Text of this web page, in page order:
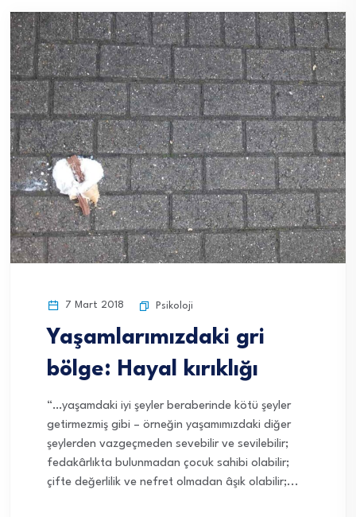
7 Mart 2018 Psikoloji
Yaşamlarımızdaki gri
bölge: Hayal kırıklığı
“…yaşamdaki iyi şeyler beraberinde kötü şeyler
getirmezmiş gibi – örneğin yaşamımızdaki diğer
şeylerden vazgeçmeden sevebilir ve sevilebilir;
fedakârlıkta bulunmadan çocuk sahibi olabilir;
çifte değerlilik ve nefret olmadan âşık olabilir;...